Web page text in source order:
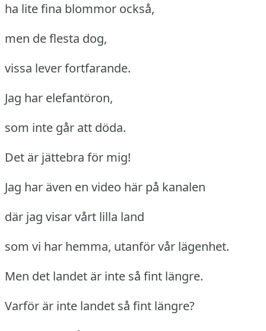
ha lite fina blommor också,
men de flesta dog,
vissa lever fortfarande.
Jag har elefantöron,
som inte går att döda.
Det är jättebra för mig!
Jag har även en video här på kanalen
där jag visar vårt lilla land
som vi har hemma, utanför vår lägenhet.
Men det landet är inte så fint längre.
Varför är inte landet så fint längre?